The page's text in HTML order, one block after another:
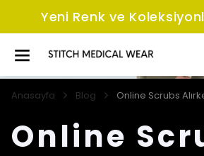
Yeni Renk ve
Anasayfa Blog
Online